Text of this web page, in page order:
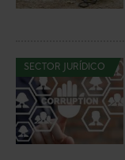
SECTOR JURÍDICO